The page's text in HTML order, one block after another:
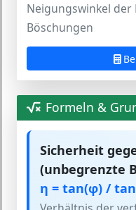
Neigungswinkel
Böschungen
Formeln &
Sicherheit
(unbegrenzte
η = tan(φ) /